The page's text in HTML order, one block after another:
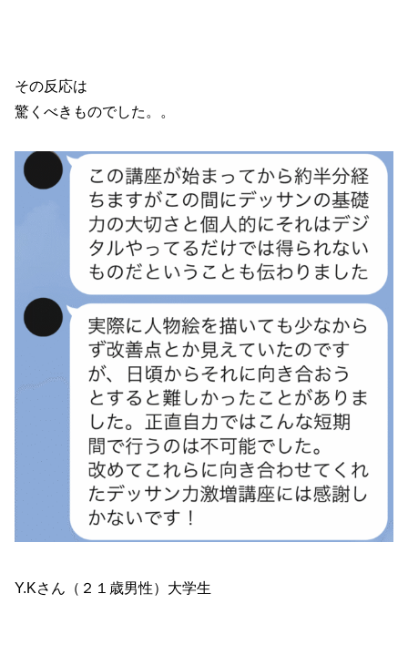
その反応は
驚くべきものでした。。
Y.Kさん（２１歳男性）大学生